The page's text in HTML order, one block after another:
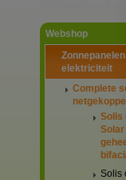
Webshop
Zonnepanelen
elektriciteit
Complete
Solis
Solar
Solis